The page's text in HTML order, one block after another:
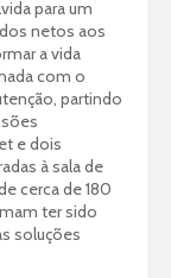
para um
netos aos
a vida
com o
partindo
e dois
à sala de
cerca de 180
ter sido
soluções